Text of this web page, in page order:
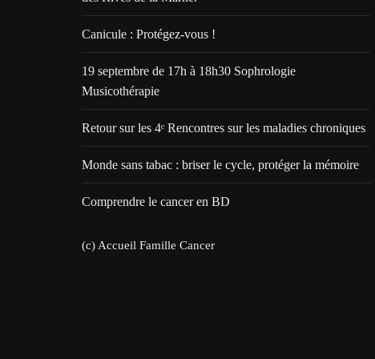
Canicule : Protégez-vous !
19 septembre de 17h à 18h30 Sophrologie
Musicothérapie
Retour sur les 4ᵉ Rencontres sur les maladies chroniques
Monde sans tabac : briser le cycle, protéger la mémoire
Comprendre le cancer en BD
(c) Accueil Famille Cancer